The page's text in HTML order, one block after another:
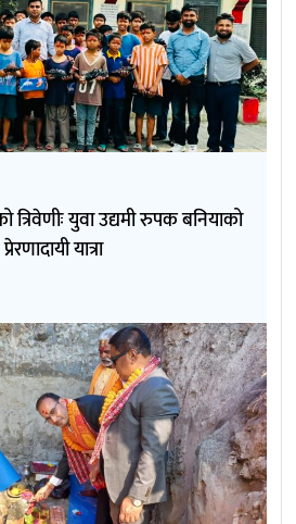
त्रिवेणीः युवा उद्यमी रुपक बनियाको
प्रेरणादायी यात्रा